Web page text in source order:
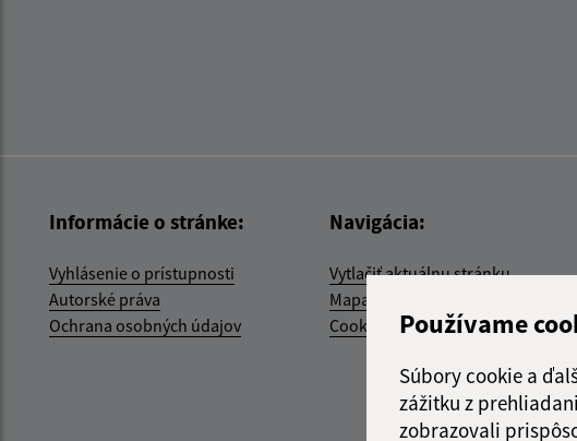
Používame
Súbory cookie a
zážitku z
zobrazovali
Informácie o stránke:
Vyhlásenie o prístupnosti
Autorské práva
Ochrana osobných údajov
Navigácia:
Vytlačiť aktuálnu stránku
Mapa stránok
Cookies